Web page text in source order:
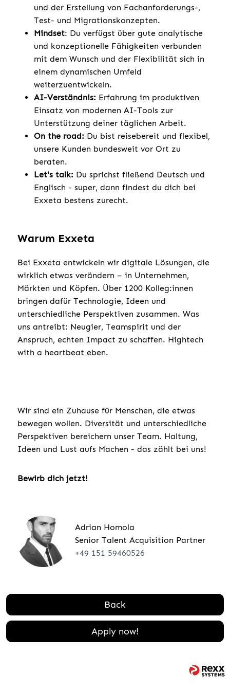
und der Erstellung von Fachanforderungs-,
Test- und Migrationskonzepten.
Mindset: Du verfügst über gute analytische
und konzeptionelle Fähigkeiten verbunden
mit dem Wunsch und der Flexibilität sich in
einem dynamischen Umfeld
weiterzuentwickeln.
AI-Verständnis: Erfahrung im produktiven
Einsatz von modernen AI-Tools zur
Unterstützung deiner täglichen Arbeit.
On the road: Du bist reisebereit und flexibel,
unsere Kunden bundesweit vor Ort zu
beraten.
Let's talk: Du sprichst fließend Deutsch und
Englisch - super, dann findest du dich bei
Exxeta bestens zurecht.
Warum Exxeta
Bei Exxeta entwickeln wir digitale Lösungen, die
wirklich etwas verändern – in Unternehmen,
Märkten und Köpfen. Über 1200 Kolleg:innen
bringen dafür Technologie, Ideen und
unterschiedliche Perspektiven zusammen. Was
uns antreibt: Neugier, Teamspirit und der
Anspruch, echten Impact zu schaffen. Hightech
with a heartbeat eben.
Wir sind ein Zuhause für Menschen, die etwas
bewegen wollen. Diversität und unterschiedliche
Perspektiven bereichern unser Team. Haltung,
Ideen und Lust aufs Machen - das zählt bei uns!
Bewirb dich jetzt!
Adrian Homola
Senior Talent Acquisition Partner
+49 151 59460526
Back
Apply now!